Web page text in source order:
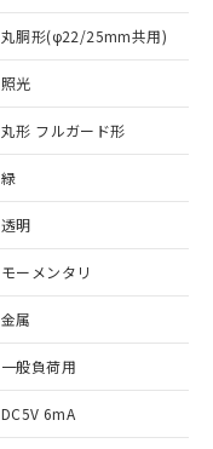
丸胴形(φ22/25mm共用)
照光
丸形 フルガード形
緑
透明
モーメンタリ
金属
一般負荷用
DC5V 6mA